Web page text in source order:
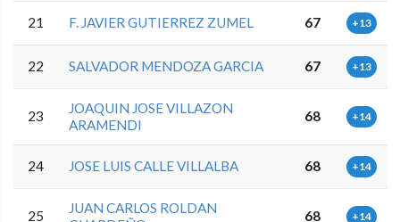
21 F. JAVIER GUTIERREZ ZUMEL 67 +13
22 SALVADOR MENDOZA GARCIA 67 +13
23
JOAQUIN JOSE VILLAZON
ARAMENDI
68 +14
24 JOSE LUIS CALLE VILLALBA 68 +14
25
JUAN CARLOS ROLDAN
68 +14